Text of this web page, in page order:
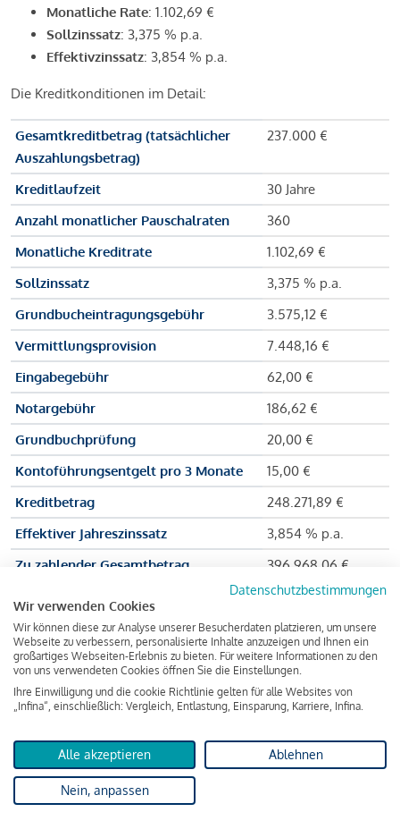
Monatliche Rate: 1.102,69 €
Sollzinssatz: 3,375 % p.a.
Effektivzinssatz: 3,854 % p.a.
Die Kreditkonditionen im Detail:
Gesamtkreditbetrag (tatsächlicher
Auszahlungsbetrag)
237.000 €
Kreditlaufzeit
30 Jahre
Anzahl monatlicher Pauschalraten
360
Monatliche Kreditrate
1.102,69 €
Sollzinssatz
3,375 % p.a.
Grundbucheintragungsgebühr
3.575,12 €
Vermittlungsprovision
7.448,16 €
Eingabegebühr
62,00 €
Notargebühr
186,62 €
Grundbuchprüfung
20,00 €
Kontoführungsentgelt pro 3 Monate
15,00 €
Kreditbetrag
248.271,89 €
Effektiver Jahreszinssatz
3,854 % p.a.
Zu zahlender Gesamtbetrag
396.968,06 €
INFINA Credit
Broker GmbH
Martina und Max Mustermann bekommen also eine Summe
von 237.000 Euro ausgezahlt, um die Wohnung zu kaufen.
Bearbeitungsgebühr), sodass die Bank den Mustermanns
insgesamt einen Kreditbetrag
Zuzüglich der Zinsen bedeutet das, dass über die Laufzeit von
Datenschutzbestimmungen
Wir verwenden Cookies
Wir können diese zur Analyse unserer Besucherdaten platzieren, um unsere
Webseite zu verbessern, personalisierte Inhalte anzuzeigen und Ihnen ein
großartiges Webseiten-Erlebnis zu bieten. Für weitere Informationen zu den
von uns verwendeten Cookies öffnen Sie die Einstellungen.
Ihre Einwilligung und die cookie Richtlinie gelten für alle Websites von
„Infina“, einschließlich: Vergleich, Entlastung, Einsparung, Karriere, Infina.
Alle akzeptieren Ablehnen
Nein, anpassen